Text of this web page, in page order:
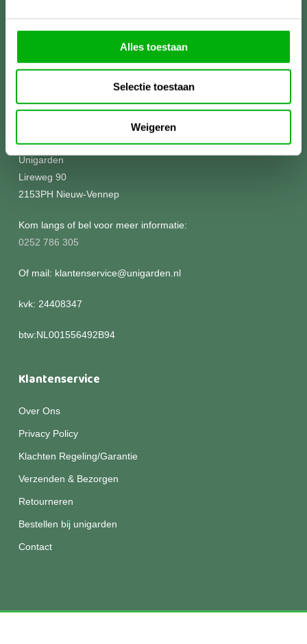
Alles toestaan
Selectie toestaan
Weigeren
Unigarden
Lireweg 90
2153PH Nieuw-Vennep
Kom langs of bel voor meer informatie:
0252 786 305
Of mail: klantenservice@unigarden.nl
kvk: 24408347
btw:NL001556492B94
Klantenservice
Over Ons
Privacy Policy
Klachten Regeling/Garantie
Verzenden & Bezorgen
Retourneren
Bestellen bij unigarden
Contact